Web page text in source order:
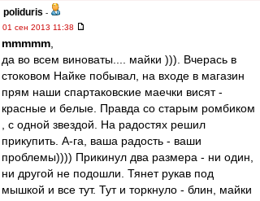
poliduris -
01 сен 2013 11:38
mmmmm
да во всем виноваты.... майки ))). Вчерась в
стоковом Найке побывал, на входе в магазин
прям наши спартаковские маечки висят -
красные и белые. Правда со старым ромбиком
, с одной звездой. На радостях решил
прикупить. А-га, ваша радость - ваши
проблемы)))) Прикинул два размера - ни один,
ни другой не подошли. Тянет рукав под
мышкой и все тут. Тут и торкнуло - блин, майки